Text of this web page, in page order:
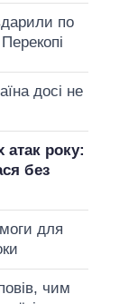
по
досі не
року:
без
для
чим